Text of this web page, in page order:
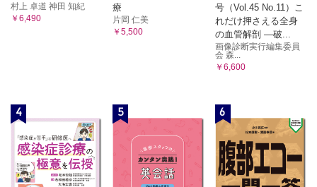
村上 卓道 神田 知紀
￥6,490
療
片岡 仁美
￥5,500
号（Vol.45 No.11）こ
れだけ押さえる全身
の血管解剖 ―破...
画像診断実行編集委員
会 森...
￥6,600
4 5 6